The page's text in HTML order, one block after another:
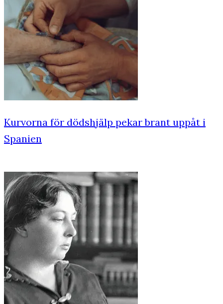
Kurvorna för dödshjälp pekar brant uppåt i
Spanien